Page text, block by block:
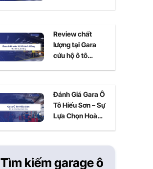
Review chất
lượng tại Gara
cứu hộ ô tô
Đánh Giá Gara Ô
Tô Hiếu Sơn – Sự
Lựa Chọn Hoàn
Tìm kiếm garage ô